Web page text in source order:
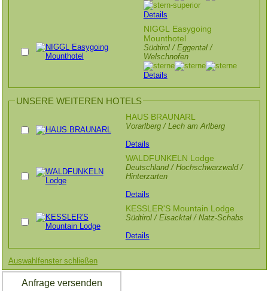
Details
NIGGL Easygoing
Mounthotel
Südtirol / Eggental /
Welschnofen
Details
UNSERE WEITEREN HOTELS
HAUS BRAUNARL
Vorarlberg / Lech am Arlberg
Details
WALDFUNKELN Lodge
Deutschland / Hochschwarzwald /
Hinterzarten
Details
KESSLER'S Mountain Lodge
Südtirol / Eisacktal / Natz-Schabs
Details
Auswahlfenster schließen